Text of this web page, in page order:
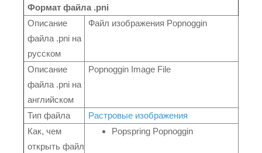
Формат файла .pni
Описание
файла .pni на
русском
Файл изображения Popnoggin
Описание
файла .pni на
английском
Popnoggin Image File
Тип файла
Растровые изображения
Как, чем
открыть файл
Popspring Popnoggin